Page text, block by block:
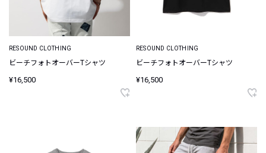
RESOUND CLOTHING
ビーチフォトオーバーTシャツ
¥16,500
RESOUND CLOTHING
ビーチフォトオーバーTシャツ
¥16,500